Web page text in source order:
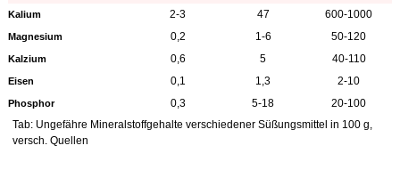
Kalium 2-3 47 600-1000
Magnesium 0,2 1-6 50-120
Kalzium 0,6 5 40-110
Eisen 0,1 1,3 2-10
Phosphor 0,3 5-18
20-100
Tab: Ungefähre Mineralstoffgehalte verschiedener Süßungsmittel in 100 g,
versch. Quellen